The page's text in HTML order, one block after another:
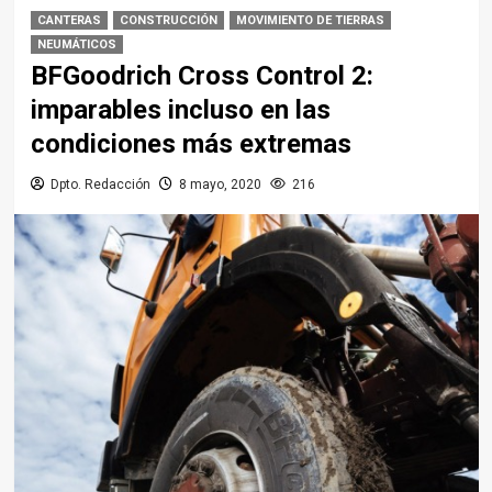
CANTERAS CONSTRUCCIÓN
MOVIMIENTO DE TIERRAS
NEUMÁTICOS
BFGoodrich Cross Control 2:
imparables incluso en las
condiciones más extremas
Dpto. Redacción 8 mayo, 2020 216